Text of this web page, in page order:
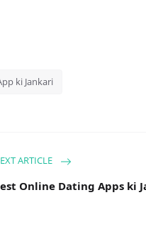
ki Jankari
ARTICLE
Online Dating Apps ki